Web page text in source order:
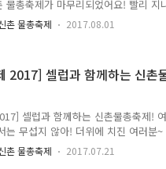
물총축제가 마무리되었어요! 빨리
축제'에 함께 해주신 여러분께 너무
모습 꼭 기억할게요!^^ 아쉬움을 달
두둠칫 두둠칫!! 잠시 영상으로 감
'신촌 물총축제' 벌써 내년이 기다려
했는데요. 협찬사 부스를 찾은 하정
촌 물총축제 2017.08.01
2017] 셀럽과 함께하는 신촌
셀럽과 함께하는 신촌물총축제!
는 무섭지 않아! 더위에 치진 여러분
2017 제5회 신촌 물총축제가 7월 29
다~ 서울 도심 한복판에서 열리는 여
촌 물총축제 2017.07.21